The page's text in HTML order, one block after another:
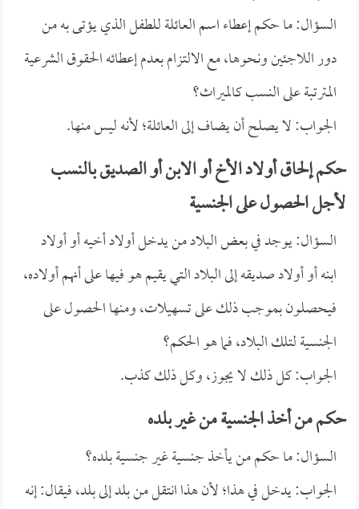
السؤال: ما حكم إعطاء اسم العائلة للطفل الذي يؤتى به من
دور اللاجئين ونحوها، مع الالتزام بعدم إعطائه الحقوق الشرعية
المترتبة على النسب كالميراث؟
الجواب: لا يصلح أن يضاف إلى العائلة؛ لأنه ليس منها.
حكم إلحاق أولاد الأخ أو الابن أو الصديق بالنسب
لأجل الحصول على الجنسية
السؤال: يوجد في بعض البلاد من يدخل أولاد أخيه أو أولاد
ابنه أو أولاد صديقه إلى البلاد التي يقيم هو فيها على أنهم أولاده،
فيحصلون بموجب ذلك على تسهيلات، ومنها الحصول على
الجنسية لتلك البلاد، فما هو الحكم؟
الجواب: كل ذلك لا يجوز، وكل ذلك كذب.
حكم من أخذ الجنسية من غير بلده
السؤال: ما حكم من يأخذ جنسية غير جنسية بلده؟
الجواب: يدخل في هذا؛ لأن هذا انتقل من بلد إلى بلد، فيقال: إنه